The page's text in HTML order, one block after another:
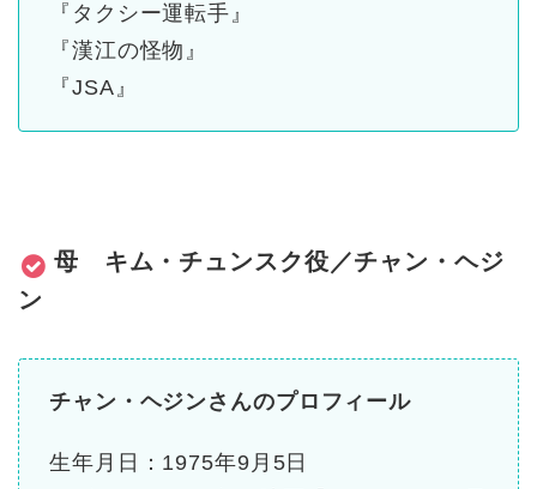
『タクシー運転手』
『漢江の怪物』
『JSA』
母 キム・チュンスク役／チャン・ヘジ
ン
チャン・ヘジンさんのプロフィール
生年月日：1975年9月5日